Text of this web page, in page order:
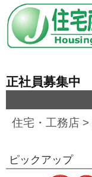
正社員募集中
住宅・工務店 >
ピックアップ